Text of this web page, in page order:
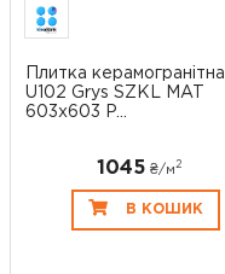
Плитка керамогранітна
U102 Grys SZKL MAT
603x603 P...
1045 ₴/м2
В КОШИК